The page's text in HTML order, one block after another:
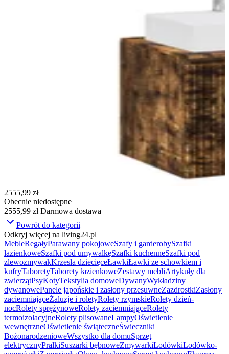
2555,99 zł
Obecnie niedostępne
2555,99 złDarmowa dostawa
Powrót do kategorii
Odkryj więcej na living24.pl
MebleRegałyParawany pokojoweSzafy i garderobySzafki
łazienkoweSzafki pod umywalkęSzafki kuchenneSzafki pod
zlewozmywakKrzesła dziecięceŁawkiŁawki ze schowkiem i
kufryTaboretyTaborety łazienkoweZestawy mebliArtykuły dla
zwierzątPsyKotyTekstylia domoweDywanyWykładziny
dywanowePanele japońskie i zasłony przesuwneZazdrostkiZasłony
zaciemniająceŻaluzje i roletyRolety rzymskieRolety dzień-
nocRolety sprężynoweRolety zaciemniająceRolety
termoizolacyjneRolety plisowaneLampyOświetlenie
wewnętrzneOświetlenie świąteczneŚwieczniki
BożonarodzenioweWszystko dla domuSprzęt
elektrycznyPralkiSuszarki bębnoweZmywarkiLodówkiLodówko-